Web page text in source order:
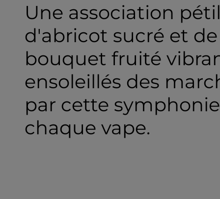
Une association
d'abricot sucré et
bouquet fruité
ensoleillés des
par cette
chaque vape.